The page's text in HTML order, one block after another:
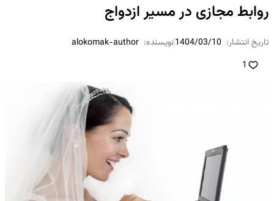
روابط مجازی در مسیر ازدواج
تاریخ انتشار: 1404/03/10نویسنده: alokomak-author
1